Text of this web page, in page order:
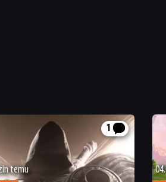
1
temu